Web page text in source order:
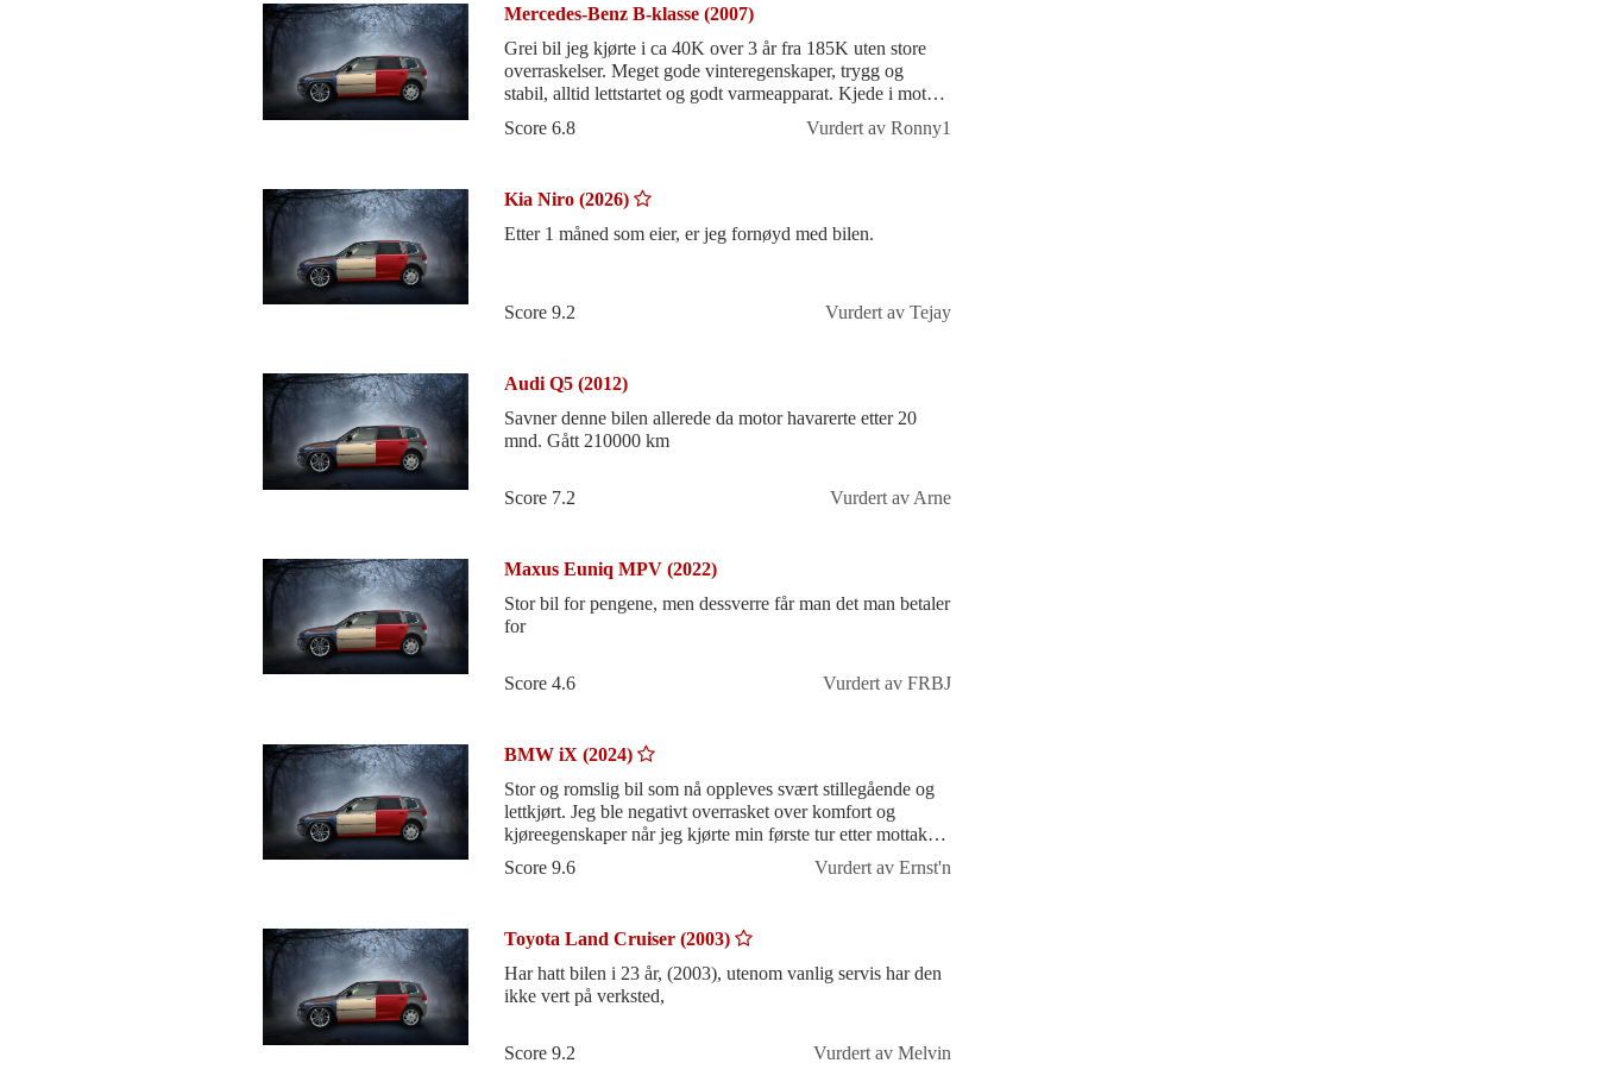
Mercedes-Benz B-klasse (2007)
Grei bil jeg kjørte i ca 40K over 3 år fra 185K uten store
overraskelser. Meget gode vinteregenskaper, trygg og
stabil, alltid lettstartet og godt varmeapparat. Kjede i motor
Score 6.8 Vurdert av Ronny1
Kia Niro (2026)
Etter 1 måned som eier, er jeg fornøyd med bilen.
Score 9.2 Vurdert av Tejay
Audi Q5 (2012)
Savner denne bilen allerede da motor havarerte etter 20
mnd. Gått 210000 km
Score 7.2 Vurdert av Arne
Maxus Euniq MPV (2022)
Stor bil for pengene, men dessverre får man det man betaler
for
Score 4.6 Vurdert av FRBJ
BMW iX (2024)
Stor og romslig bil som nå oppleves svært stillegående og
lettkjørt. Jeg ble negativt overrasket over komfort og
kjøreegenskaper når jeg kjørte min første tur etter mottak av
nybilen. Det var
Score 9.6 Vurdert av Ernst'n
Toyota Land Cruiser (2003)
Har hatt bilen i 23 år, (2003), utenom vanlig servis har den
ikke vert på verksted,
Score 9.2 Vurdert av Melvin